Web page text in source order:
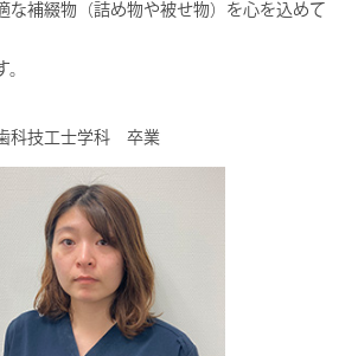
な補綴物（詰め物や被せ物）を心を込めて
科技工士学科 卒業